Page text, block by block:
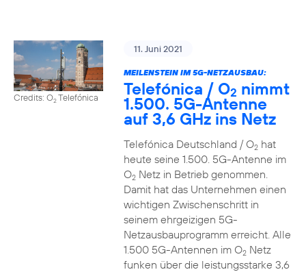
Credits: O2Telefónica
11. Juni 2021
MEILENSTEIN IM 5G-NETZAUSBAU:
Telefónica / O2 nimmt
1.500. 5G-Antenne
auf 3,6 GHz ins Netz
Telefónica Deutschland / O2hat
heute seine 1.500. 5G-Antenne im
O2Netz in Betrieb genommen.
Damit hat das Unternehmen einen
wichtigen Zwischenschritt in
seinem ehrgeizigen 5G-
Netzausbauprogramm erreicht. Alle
1.500 5G-Antennen im O2Netz
funken über die leistungsstarke 3,6